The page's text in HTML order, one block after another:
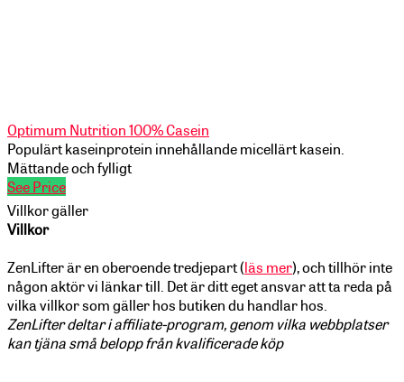
Optimum Nutrition 100% Casein
Populärt kaseinprotein innehållande micellärt kasein.
Mättande och fylligt
See Price
Villkor gäller
Villkor
ZenLifter är en oberoende tredjepart (läs mer), och tillhör inte
någon aktör vi länkar till. Det är ditt eget ansvar att ta reda på
vilka villkor som gäller hos butiken du handlar hos.
ZenLifter deltar i affiliate-program, genom vilka webbplatser
kan tjäna små belopp från kvalificerade köp